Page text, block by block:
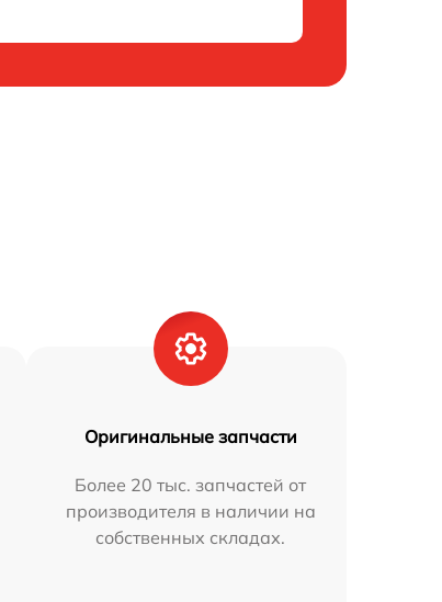
Оригинальные запчасти
Более 20 тыс. запчастей от
производителя в наличии на
собственных складах.